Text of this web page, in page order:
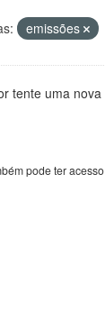
emissões
tente uma nova
pode ter